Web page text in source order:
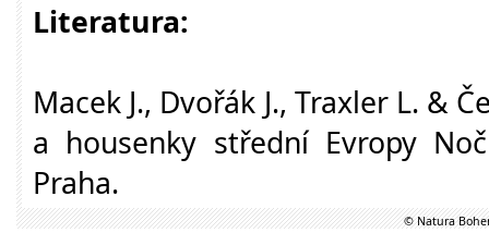
Literatura:
Macek J., Dvořák J., Traxler L. &
a housenky střední Evropy
Praha.
© Natura